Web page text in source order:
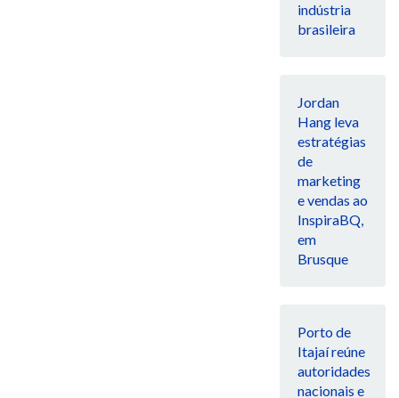
indústria
brasileira
Jordan
Hang leva
estratégias
de
marketing
e vendas ao
InspiraBQ,
em
Brusque
Porto de
Itajaí reúne
autoridades
nacionais e